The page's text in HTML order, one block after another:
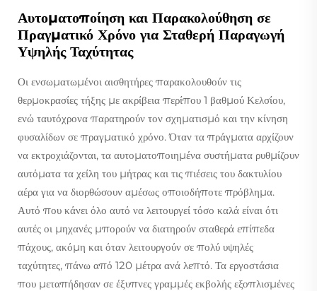
Αυτοματοποίηση και Παρακολούθηση σε
Πραγματικό Χρόνο για Σταθερή Παραγωγή
Υψηλής Ταχύτητας
Οι ενσωματωμένοι αισθητήρες παρακολουθούν τις
θερμοκρασίες τήξης με ακρίβεια περίπου 1 βαθμού Κελσίου,
ενώ ταυτόχρονα παρατηρούν τον σχηματισμό και την κίνηση
φυσαλίδων σε πραγματικό χρόνο. Όταν τα πράγματα αρχίζουν
να εκτροχιάζονται, τα αυτοματοποιημένα συστήματα ρυθμίζουν
αυτόματα τα χείλη του μήτρας και τις πιέσεις του δακτυλίου
αέρα για να διορθώσουν αμέσως οποιοδήποτε πρόβλημα.
Αυτό που κάνει όλο αυτό να λειτουργεί τόσο καλά είναι ότι
αυτές οι μηχανές μπορούν να διατηρούν σταθερά επίπεδα
πάχους, ακόμη και όταν λειτουργούν σε πολύ υψηλές
ταχύτητες, πάνω από 120 μέτρα ανά λεπτό. Τα εργοστάσια
που μεταπήδησαν σε έξυπνες γραμμές εκβολής εξοπλισμένες